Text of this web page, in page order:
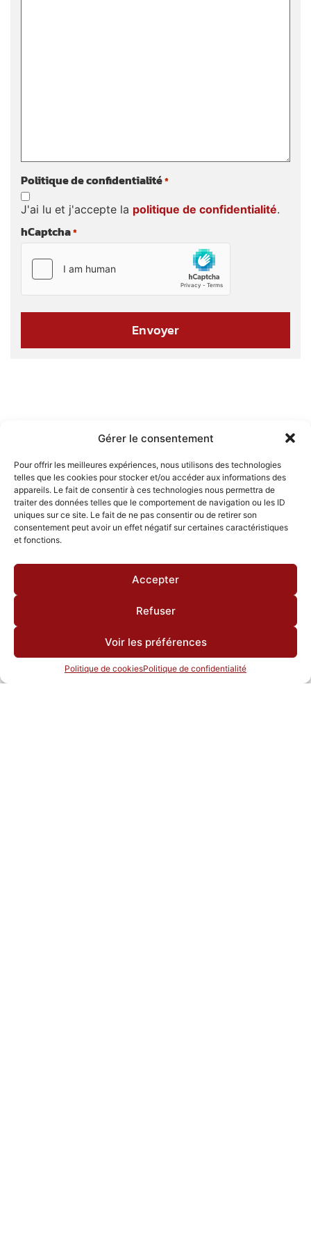
Gérer le consentement
Pour offrir les meilleures expériences, nous utilisons des technologies
telles que les cookies pour stocker et/ou accéder aux informations des
appareils. Le fait de consentir à ces technologies nous permettra de
traiter des données telles que le comportement de navigation ou les ID
uniques sur ce site. Le fait de ne pas consentir ou de retirer son
consentement peut avoir un effet négatif sur certaines caractéristiques
et fonctions.
Accepter
Refuser
Voir les préférences
Politique de cookiesPolitique de confidentialité
Politique de confidentialité*
J'ai lu et j'accepte la politique de confidentialité.
hCaptcha*